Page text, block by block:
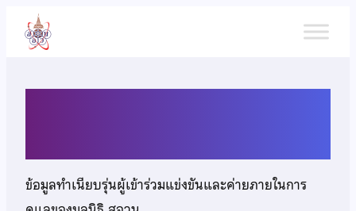
เนื้อหา
ข้อมูลทำเนียบรุ่นผู้เข้าร่วมแข่งขันและค่ายภายในการ